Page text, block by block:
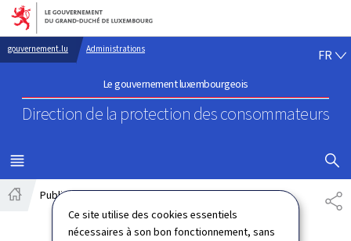
Ce site utilise des cookies essentiels
nécessaires à son bon fonctionnement, sans
Aller au menu principal
Aller au contenu
gouvernement.lu Administrations
Le gouvernement luxembourgeois
Direction de la protection des consommateurs
FR
MENU
PRINCIPAL
Publications